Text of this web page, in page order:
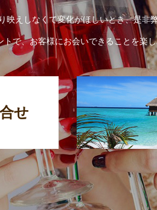
映えしなくて変化がほしいとき、是非
トで、お客様にお会いできることを楽
せ